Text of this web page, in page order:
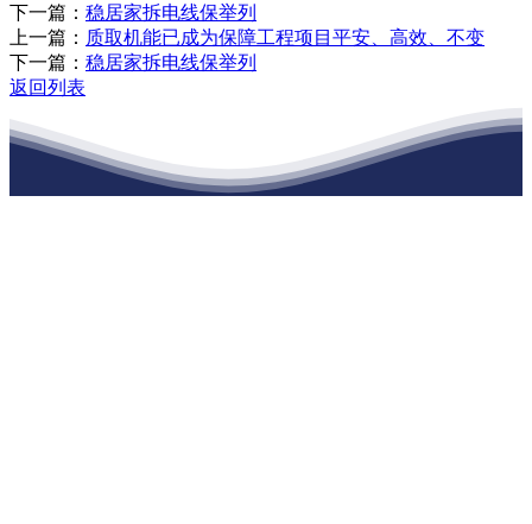
下一篇： 稳居家拆电线保举列
上一篇： 质取机能已成为保障工程项目平安、高效、不变
下一篇： 稳居家拆电线保举列
返回列表